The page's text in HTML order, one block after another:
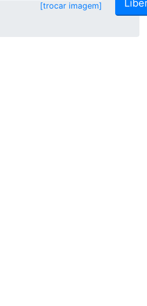
[trocar imagem]